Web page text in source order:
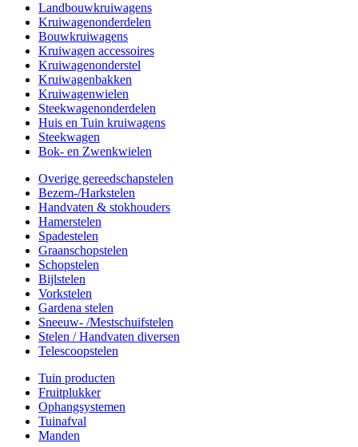
Landbouwkruiwagens
Kruiwagenonderdelen
Bouwkruiwagens
Kruiwagen accessoires
Kruiwagenonderstel
Kruiwagenbakken
Kruiwagenwielen
Steekwagenonderdelen
Huis en Tuin kruiwagens
Steekwagen
Bok- en Zwenkwielen
Overige gereedschapstelen
Bezem-/Harkstelen
Handvaten & stokhouders
Hamerstelen
Spadestelen
Graanschopstelen
Schopstelen
Bijlstelen
Vorkstelen
Gardena stelen
Sneeuw- /Mestschuifstelen
Stelen / Handvaten diversen
Telescoopstelen
Tuin producten
Fruitplukker
Ophangsystemen
Tuinafval
Manden